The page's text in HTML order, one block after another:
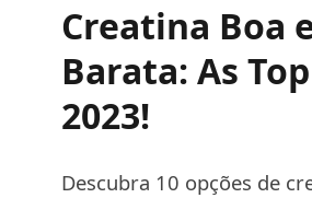
Creatina Boa
Barata: As
2023!
Descubra 10 opções de